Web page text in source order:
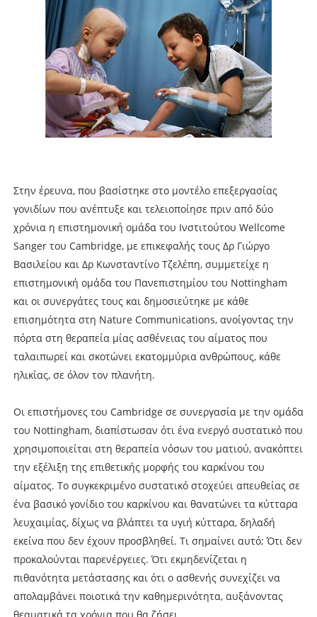
Στην έρευνα, που βασίστηκε στο μοντέλο επεξεργασίας
γονιδίων που ανέπτυξε και τελειοποίησε πριν από δύο
χρόνια η επιστημονική ομάδα του Ινστιτούτου Wellcome
Sanger του Cambridge, με επικεφαλής τους Δρ Γιώργο
Βασιλείου και Δρ Κωνσταντίνο Τζελέπη, συμμετείχε η
επιστημονική ομάδα του Πανεπιστημίου του Nottingham
και οι συνεργάτες τους και δημοσιεύτηκε με κάθε
επισημότητα στη Nature Communications, ανοίγοντας την
πόρτα στη θεραπεία μίας ασθένειας του αίματος που
ταλαιπωρεί και σκοτώνει εκατομμύρια ανθρώπους, κάθε
ηλικίας, σε όλον τον πλανήτη.
Οι επιστήμονες του Cambridge σε συνεργασία με την ομάδα
του Nottingham, διαπίστωσαν ότι ένα ενεργό συστατικό που
χρησιμοποιείται στη θεραπεία νόσων του ματιού, ανακόπτει
την εξέλιξη της επιθετικής μορφής του καρκίνου του
αίματος. Το συγκεκριμένο συστατικό στοχεύει απευθείας σε
ένα βασικό γονίδιο του καρκίνου και θανατώνει τα κύτταρα
λευχαιμίας, δίχως να βλάπτει τα υγιή κύτταρα, δηλαδή
εκείνα που δεν έχουν προσβληθεί. Τι σημαίνει αυτό; Ότι δεν
προκαλούνται παρενέργειες. Ότι εκμηδενίζεται η
πιθανότητα μετάστασης και ότι ο ασθενής συνεχίζει να
απολαμβάνει ποιοτικά την καθημερινότητα, αυξάνοντας